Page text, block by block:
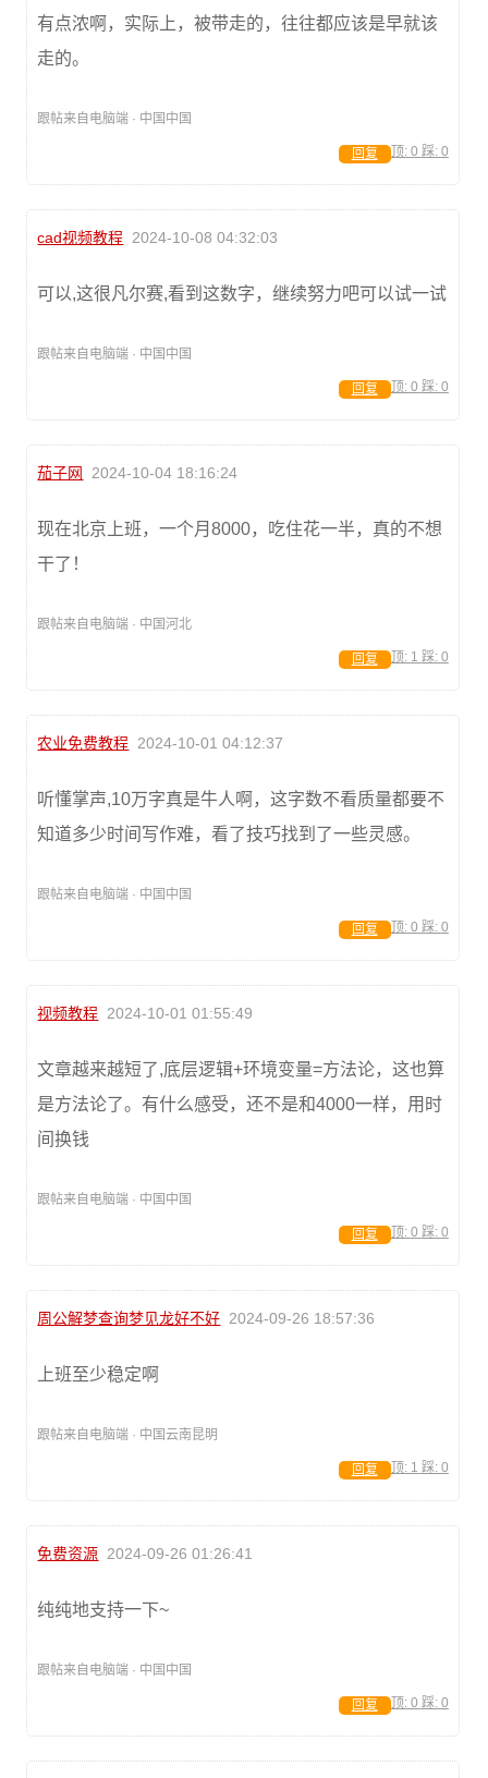
有点浓啊，实际上，被带走的，往往都应该是早就该
走的。
跟帖来自电脑端 · 中国中国
顶: 0 踩: 0
回复
cad视频教程 2024-10-08 04:32:03
可以,这很凡尔赛,看到这数字，继续努力吧可以试一试
跟帖来自电脑端 · 中国中国
顶: 0 踩: 0
回复
茄子网 2024-10-04 18:16:24
现在北京上班，一个月8000，吃住花一半，真的不想
干了！
跟帖来自电脑端 · 中国河北
顶: 1 踩: 0
回复
农业免费教程 2024-10-01 04:12:37
听懂掌声,10万字真是牛人啊，这字数不看质量都要不
知道多少时间写作难，看了技巧找到了一些灵感。
跟帖来自电脑端 · 中国中国
顶: 0 踩: 0
回复
视频教程 2024-10-01 01:55:49
文章越来越短了,底层逻辑+环境变量=方法论，这也算
是方法论了。有什么感受，还不是和4000一样，用时
间换钱
跟帖来自电脑端 · 中国中国
顶: 0 踩: 0
回复
周公解梦查询梦见龙好不好 2024-09-26 18:57:36
上班至少稳定啊
跟帖来自电脑端 · 中国云南昆明
顶: 1 踩: 0
回复
免费资源 2024-09-26 01:26:41
纯纯地支持一下~
跟帖来自电脑端 · 中国中国
顶: 0 踩: 0
回复